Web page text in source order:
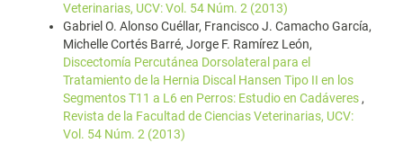
Veterinarias, UCV: Vol. 54 Núm. 2 (2013)
Gabriel O. Alonso Cuéllar, Francisco J. Camacho García,
Michelle Cortés Barré, Jorge F. Ramírez León,
Discectomía Percutánea Dorsolateral para el
Tratamiento de la Hernia Discal Hansen Tipo II en los
Segmentos T11 a L6 en Perros: Estudio en Cadáveres ,
Revista de la Facultad de Ciencias Veterinarias, UCV:
Vol. 54 Núm. 2 (2013)